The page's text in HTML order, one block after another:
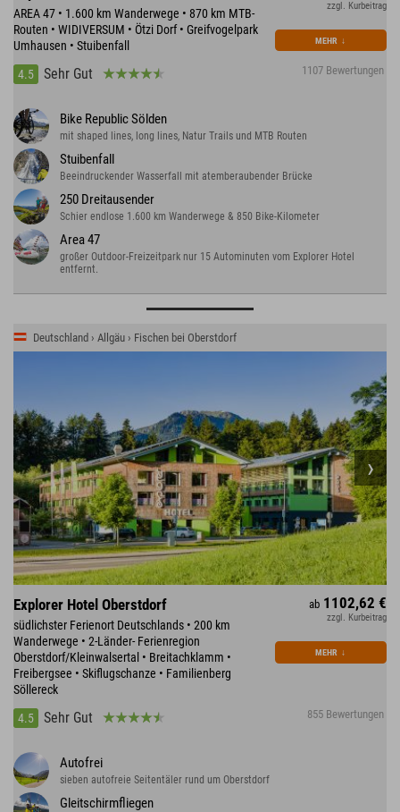
AREA 47 • 1.600 km Wanderwege • 870 km MTB-
Routen • WIDIVERSUM • Ötzi Dorf • Greifvogelpark
Umhausen • Stuibenfall
4.5
Sehr Gut 1107 Bewertungen
zzgl. Kurbeitrag
MEHR ↓
Bike Republic Sölden
mit shaped lines, long lines, Natur Trails und MTB Routen
Stuibenfall
Beeindruckender Wasserfall mit atemberaubender Brücke
250 Dreitausender
Schier endlose 1.600 km Wanderwege & 850 Bike-Kilometer
Area 47
großer Outdoor-Freizeitpark nur 15 Autominuten vom Explorer Hotel
entfernt.
Deutschland › Allgäu › Fischen bei Oberstdorf
Explorer Hotel Oberstdorf
südlichster Ferienort Deutschlands • 200 km
Wanderwege • 2-Länder- Ferienregion
Oberstdorf/Kleinwalsertal • Breitachklamm •
Freibergsee • Skiflugschanze • Familienberg
Söllereck
4.5
Sehr Gut 855 Bewertungen
ab 1102,62 €
zzgl. Kurbeitrag
MEHR ↓
Autofrei
sieben autofreie Seitentäler rund um Oberstdorf
Gleitschirmfliegen